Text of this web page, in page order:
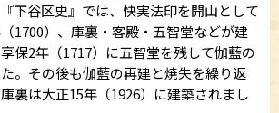
下谷区史』では、快実法印を開山として
1700）、庫裏・客殿・五智堂などが建
保2年（1717）に五智堂を残して伽藍の
。その後も伽藍の再建と焼失を繰り返
裏は大正15年（1926）に建築されまし